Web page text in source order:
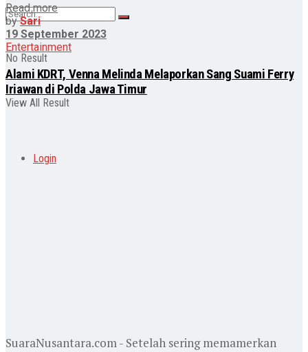
No Result
View All Result
Login
Read more
by Sari
19 September 2023
Entertainment
Alami KDRT, Venna Melinda Melaporkan Sang Suami Ferry
Iriawan di Polda Jawa Timur
SuaraNusantara.com - Setelah sering memamerkan